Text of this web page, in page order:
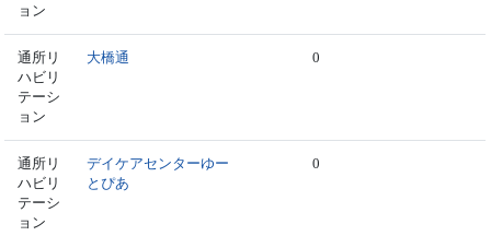
ョン
通所リ
ハビリ
テーシ
ョン
大橋通 0
通所リ
ハビリ
テーシ
ョン
デイケアセンターゆー
とぴあ
0